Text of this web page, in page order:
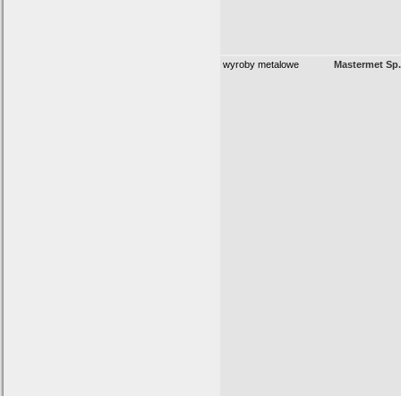
wyroby metalowe Mastermet